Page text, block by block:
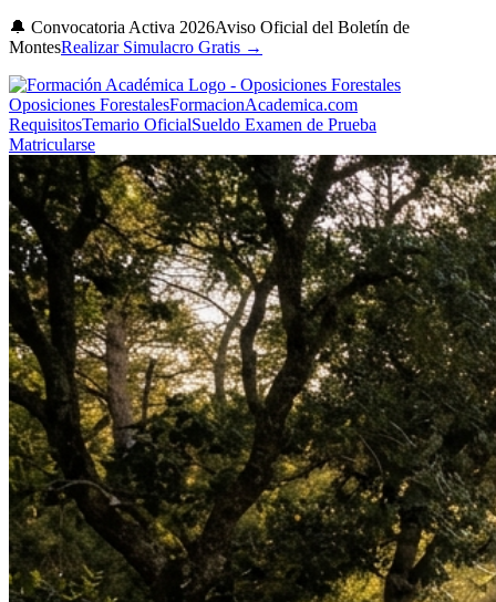
🔔 Convocatoria Activa 2026Aviso Oficial del Boletín de
MontesRealizar Simulacro Gratis →
Oposiciones ForestalesFormacionAcademica.com
RequisitosTemario OficialSueldo Examen de Prueba
Matricularse